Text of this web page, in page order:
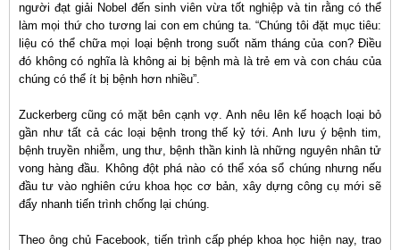
người đạt giải Nobel đến sinh viên vừa tốt nghiệp và tin rằng có thể
làm mọi thứ cho tương lai con em chúng ta. “Chúng tôi đặt mục tiêu:
liệu có thể chữa mọi loại bệnh trong suốt năm tháng của con? Điều
đó không có nghĩa là không ai bị bệnh mà là trẻ em và con cháu của
chúng có thể ít bị bệnh hơn nhiều”.
Zuckerberg cũng có mặt bên cạnh vợ. Anh nêu lên kế hoạch loại bỏ
gần như tất cả các loại bệnh trong thế kỷ tới. Anh lưu ý bệnh tim,
bệnh truyền nhiễm, ung thư, bệnh thần kinh là những nguyên nhân tử
vong hàng đầu. Không đột phá nào có thể xóa sổ chúng nhưng nếu
đầu tư vào nghiên cứu khoa học cơ bản, xây dựng công cụ mới sẽ
đẩy nhanh tiến trình chống lại chúng.
Theo ông chủ Facebook, tiến trình cấp phép khoa học hiện nay, trao